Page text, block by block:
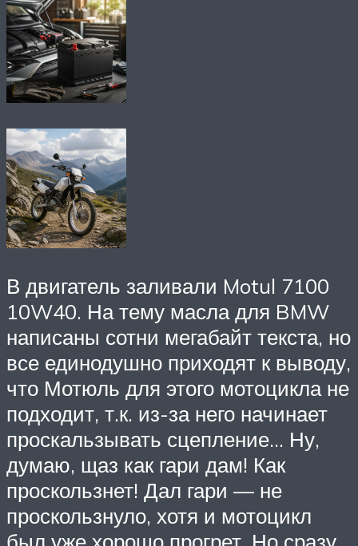
В двигатель заливали Motul 7100
10W40. На тему масла для BMW
написаны сотни мегабайт текста, но
все единодушно приходят к выводу,
что Мотюль для этого мотоцикла не
подходит, т.к. из-за него начинает
проскальзывать сцепление… Ну,
думаю, щаз как гари дам! Как
проскользнет! Дал гари — не
проскользнуло, хотя и мотоцикл